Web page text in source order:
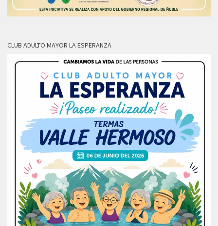
CLUB ADULTO MAYOR LA ESPERANZA